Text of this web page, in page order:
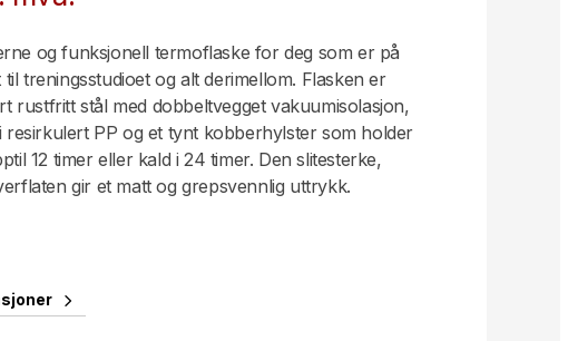
og funksjonell termoflaske for deg som er på
treningsstudioet og alt derimellom. Flasken er
rustfritt stål med dobbeltvegget vakuumisolasjon,
resirkulert PP og et tynt kobberhylster som holder
12 timer eller kald i 24 timer. Den slitesterke,
gir et matt og grepsvennlig uttrykk.
kommer i flere smakfulle farger og
for fleksibel bruk. Tåler vask i
50 cl. Design Studio Sagaform. Leveres i
eske.